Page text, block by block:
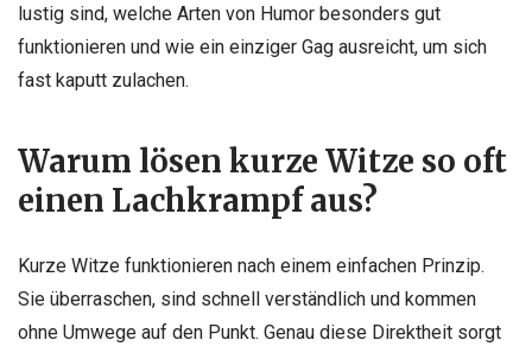
lustig sind, welche Arten von Humor besonders gut
funktionieren und wie ein einziger Gag ausreicht, um sich
fast kaputt zulachen.
Warum lösen kurze Witze so oft
einen Lachkrampf aus?
Kurze Witze funktionieren nach einem einfachen Prinzip.
Sie überraschen, sind schnell verständlich und kommen
ohne Umwege auf den Punkt. Genau diese Direktheit sorgt